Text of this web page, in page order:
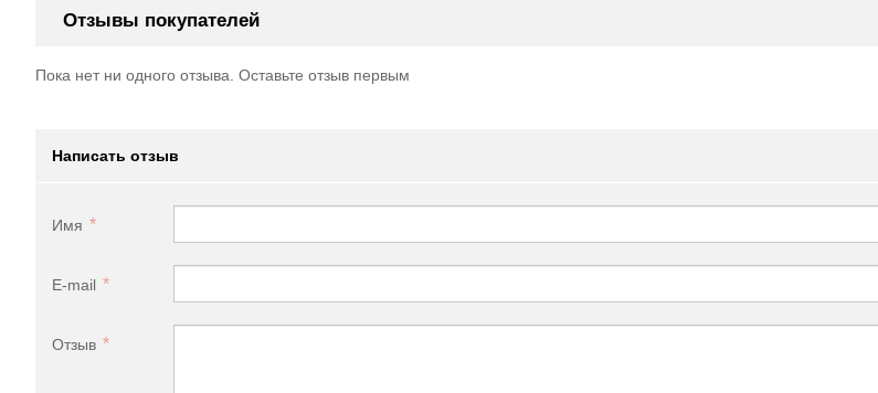
Отзывы покупателей
Пока нет ни одного отзыва. Оставьте отзыв первым
Написать отзыв
Имя
E-mail
Отзыв